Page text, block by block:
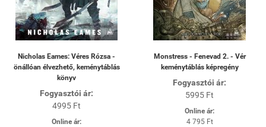
Nicholas Eames: Véres Rózsa -
önállóan élvezhető, keménytáblás
könyv
Fogyasztói ár:
4995 Ft
Online ár:
Monstress - Fenevad 2. - Vér
keménytáblás képregény
Fogyasztói ár:
5995 Ft
Online ár:
4 795 Ft